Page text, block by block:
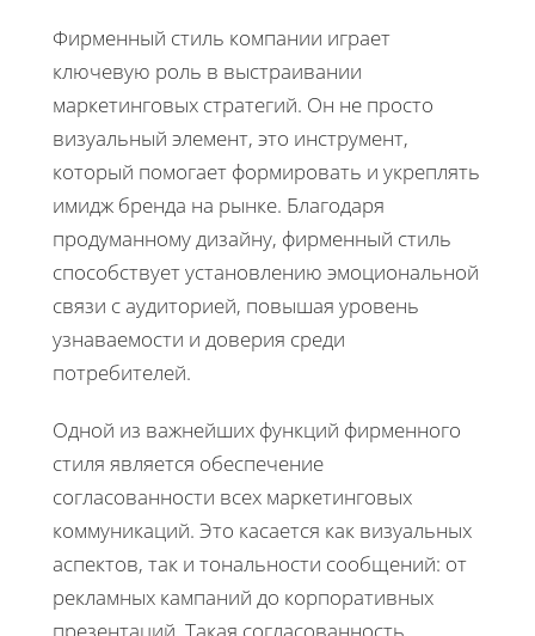
Фирменный стиль компании играет
ключевую роль в выстраивании
маркетинговых стратегий. Он не просто
визуальный элемент, это инструмент,
который помогает формировать и укреплять
имидж бренда на рынке. Благодаря
продуманному дизайну, фирменный стиль
способствует установлению эмоциональной
связи с аудиторией, повышая уровень
узнаваемости и доверия среди
потребителей.
Одной из важнейших функций фирменного
стиля является обеспечение
согласованности всех маркетинговых
коммуникаций. Это касается как визуальных
аспектов, так и тональности сообщений: от
рекламных кампаний до корпоративных
презентаций. Такая согласованность